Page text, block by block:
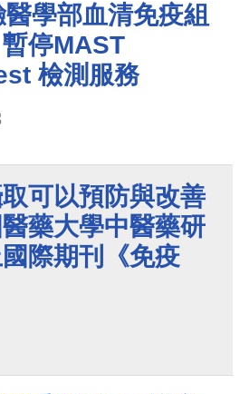
學部血清免疫組
停MAST
檢測服務
可以預防與改善
藥大學中醫藥研
際期刊《免疫